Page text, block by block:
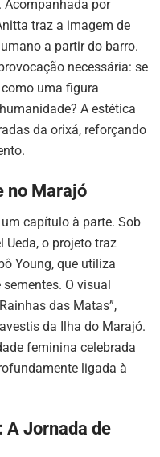
Acompanhada por
traz a imagem de
a partir do barro.
necessária: se
uma figura
A estética
da orixá, reforçando
no Marajó
um capítulo à parte. Sob
Ueda, o projeto traz
Young, que utiliza
O visual
das Matas”,
da Ilha do Marajó.
feminina celebrada
ligada à
A Jornada de